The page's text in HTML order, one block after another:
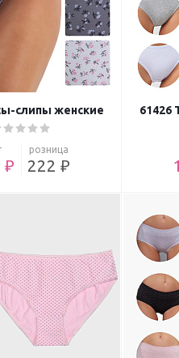
слипы женские
₽
розница
222 ₽
61426